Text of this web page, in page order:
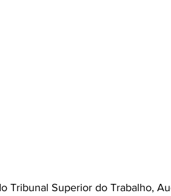
Tribunal Superior do Trabalho,